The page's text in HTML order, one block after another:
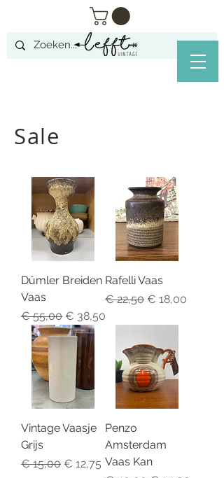
Sale
Dümler Breiden
Vaas
Normale prijs
€ 55,00 Verkoopprijs
€ 38,50
Rafelli Vaas
Normale prijs
€ 22,50 Verkoopprijs
€ 18,00
Vintage Vaasje
Grijs
Normale prijs
€ 15,00 Verkoopprijs
€ 12,75
Penzo
Amsterdam
Vaas Kan